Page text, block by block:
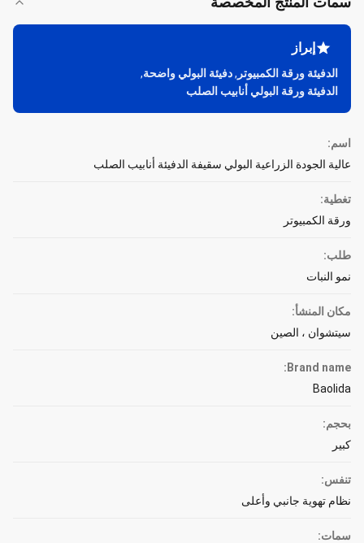
إبراز
الدفيئة ورقة الكمبيوتر ,دفيئة البولي واضحة,
الدفيئة ورقة البولي أنابيب الصلب
اسم:
عالية الجودة الزراعية البولي سقيفة الدفيئة أنابيب الصلب
تغطية:
ورقة الكمبيوتر
طلب:
نمو النبات
مكان المنشأ:
سيتشوان ، الصين
Brand name:
Baolida
بحجم:
كبير
تنفس:
نظام تهوية جانبي وأعلى
سمات: